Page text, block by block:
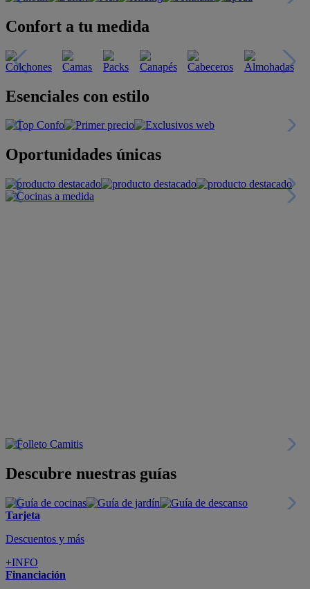
Confort a tu medida
Esenciales con estilo
Oportunidades únicas
Descubre nuestras guías
Tarjeta
Descuentos y más
+INFO
Financiación